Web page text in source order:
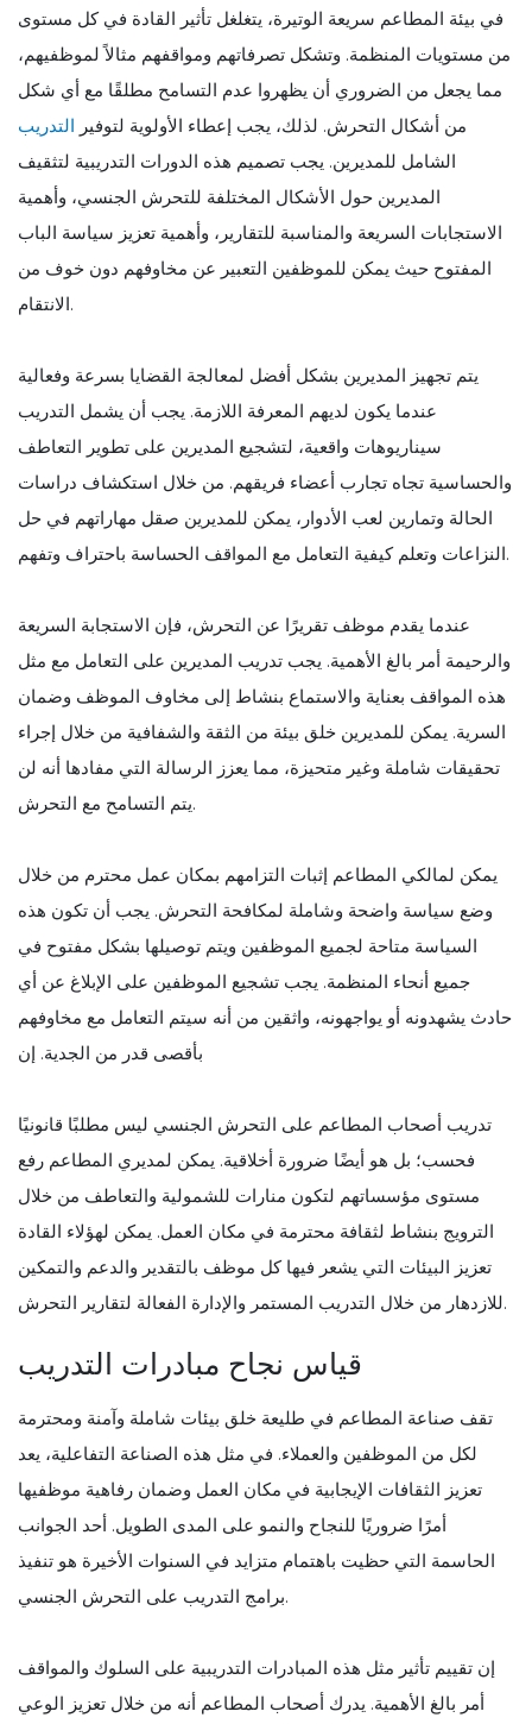
في بيئة المطاعم سريعة الوتيرة، يتغلغل تأثير القادة في كل مستوى
من مستويات المنظمة. وتشكل تصرفاتهم ومواقفهم مثالاً لموظفيهم،
مما يجعل من الضروري أن يظهروا عدم التسامح مطلقًا مع أي شكل
من أشكال التحرش. لذلك، يجب إعطاء الأولوية لتوفير التدريب
الشامل للمديرين. يجب تصميم هذه الدورات التدريبية لتثقيف
المديرين حول الأشكال المختلفة للتحرش الجنسي، وأهمية
الاستجابات السريعة والمناسبة للتقارير، وأهمية تعزيز سياسة الباب
المفتوح حيث يمكن للموظفين التعبير عن مخاوفهم دون خوف من
الانتقام.
يتم تجهيز المديرين بشكل أفضل لمعالجة القضايا بسرعة وفعالية
عندما يكون لديهم المعرفة اللازمة. يجب أن يشمل التدريب
سيناريوهات واقعية، لتشجيع المديرين على تطوير التعاطف
والحساسية تجاه تجارب أعضاء فريقهم. من خلال استكشاف دراسات
الحالة وتمارين لعب الأدوار، يمكن للمديرين صقل مهاراتهم في حل
النزاعات وتعلم كيفية التعامل مع المواقف الحساسة باحتراف وتفهم.
عندما يقدم موظف تقريرًا عن التحرش، فإن الاستجابة السريعة
والرحيمة أمر بالغ الأهمية. يجب تدريب المديرين على التعامل مع مثل
هذه المواقف بعناية والاستماع بنشاط إلى مخاوف الموظف وضمان
السرية. يمكن للمديرين خلق بيئة من الثقة والشفافية من خلال إجراء
تحقيقات شاملة وغير متحيزة، مما يعزز الرسالة التي مفادها أنه لن
يتم التسامح مع التحرش.
يمكن لمالكي المطاعم إثبات التزامهم بمكان عمل محترم من خلال
وضع سياسة واضحة وشاملة لمكافحة التحرش. يجب أن تكون هذه
السياسة متاحة لجميع الموظفين ويتم توصيلها بشكل مفتوح في
جميع أنحاء المنظمة. يجب تشجيع الموظفين على الإبلاغ عن أي
حادث يشهدونه أو يواجهونه، واثقين من أنه سيتم التعامل مع مخاوفهم
بأقصى قدر من الجدية. إن
تدريب أصحاب المطاعم على التحرش الجنسي ليس مطلبًا قانونيًا
فحسب؛ بل هو أيضًا ضرورة أخلاقية. يمكن لمديري المطاعم رفع
مستوى مؤسساتهم لتكون منارات للشمولية والتعاطف من خلال
الترويج بنشاط لثقافة محترمة في مكان العمل. يمكن لهؤلاء القادة
تعزيز البيئات التي يشعر فيها كل موظف بالتقدير والدعم والتمكين
للازدهار من خلال التدريب المستمر والإدارة الفعالة لتقارير التحرش.
قياس نجاح مبادرات التدريب
تقف صناعة المطاعم في طليعة خلق بيئات شاملة وآمنة ومحترمة
لكل من الموظفين والعملاء. في مثل هذه الصناعة التفاعلية، يعد
تعزيز الثقافات الإيجابية في مكان العمل وضمان رفاهية موظفيها
أمرًا ضروريًا للنجاح والنمو على المدى الطويل. أحد الجوانب
الحاسمة التي حظيت باهتمام متزايد في السنوات الأخيرة هو تنفيذ
برامج التدريب على التحرش الجنسي.
إن تقييم تأثير مثل هذه المبادرات التدريبية على السلوك والمواقف
أمر بالغ الأهمية. يدرك أصحاب المطاعم أنه من خلال تعزيز الوعي